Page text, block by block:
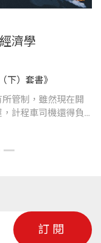
濟學
下）套書》
管制，雖然現在開
計程車司機還得負
而Uber的營運模式
訂閱